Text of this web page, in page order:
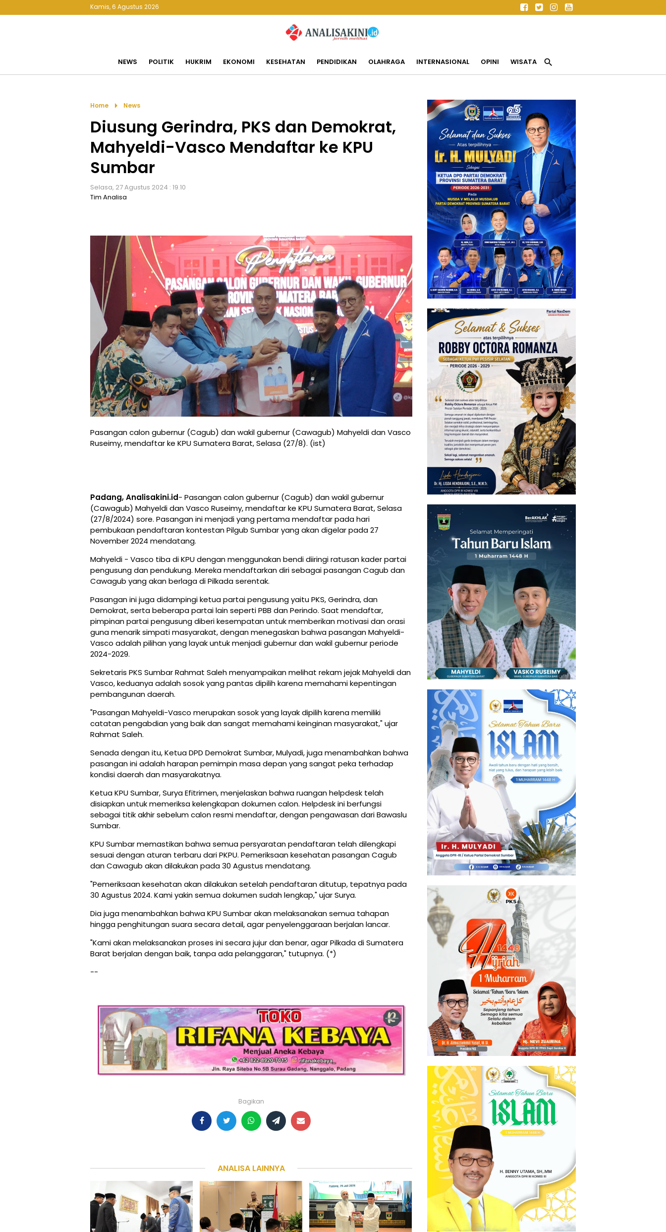
Kamis, 6 Agustus 2026
NEWS POLITIK HUKRIM EKONOMI KESEHATAN PENDIDIKAN OLAHRAGA INTERNASIONAL OPINI WISATA search
Home arrow_right News
Diusung Gerindra, PKS dan Demokrat,
Mahyeldi-Vasco Mendaftar ke KPU
Sumbar
Selasa, 27 Agustus 2024 : 19.10
Tim Analisa
Pasangan calon gubernur (Cagub) dan wakil gubernur (Cawagub) Mahyeldi dan Vasco
Ruseimy, mendaftar ke KPU Sumatera Barat, Selasa (27/8). (ist)
Padang, Analisakini.id- Pasangan calon gubernur (Cagub) dan wakil gubernur
(Cawagub) Mahyeldi dan Vasco Ruseimy, mendaftar ke KPU Sumatera Barat, Selasa
(27/8/2024) sore. Pasangan ini menjadi yang pertama mendaftar pada hari
pembukaan pendaftaran kontestan Pilgub Sumbar yang akan digelar pada 27
November 2024 mendatang.
Mahyeldi - Vasco tiba di KPU dengan menggunakan bendi diiringi ratusan kader partai
pengusung dan pendukung. Mereka mendaftarkan diri sebagai pasangan Cagub dan
Cawagub yang akan berlaga di Pilkada serentak.
Pasangan ini juga didampingi ketua partai pengusung yaitu PKS, Gerindra, dan
Demokrat, serta beberapa partai lain seperti PBB dan Perindo. Saat mendaftar,
pimpinan partai pengusung diberi kesempatan untuk memberikan motivasi dan orasi
guna menarik simpati masyarakat, dengan menegaskan bahwa pasangan Mahyeldi-
Vasco adalah pilihan yang layak untuk menjadi gubernur dan wakil gubernur periode
2024-2029.
Sekretaris PKS Sumbar Rahmat Saleh menyampaikan melihat rekam jejak Mahyeldi dan
Vasco, keduanya adalah sosok yang pantas dipilih karena memahami kepentingan
pembangunan daerah.
"Pasangan Mahyeldi-Vasco merupakan sosok yang layak dipilih karena memiliki
catatan pengabdian yang baik dan sangat memahami keinginan masyarakat," ujar
Rahmat Saleh.
Senada dengan itu, Ketua DPD Demokrat Sumbar, Mulyadi, juga menambahkan bahwa
pasangan ini adalah harapan pemimpin masa depan yang sangat peka terhadap
kondisi daerah dan masyarakatnya.
Ketua KPU Sumbar, Surya Efitrimen, menjelaskan bahwa ruangan helpdesk telah
disiapkan untuk memeriksa kelengkapan dokumen calon. Helpdesk ini berfungsi
sebagai titik akhir sebelum calon resmi mendaftar, dengan pengawasan dari Bawaslu
Sumbar.
KPU Sumbar memastikan bahwa semua persyaratan pendaftaran telah dilengkapi
sesuai dengan aturan terbaru dari PKPU. Pemeriksaan kesehatan pasangan Cagub
dan Cawagub akan dilakukan pada 30 Agustus mendatang.
"Pemeriksaan kesehatan akan dilakukan setelah pendaftaran ditutup, tepatnya pada
30 Agustus 2024. Kami yakin semua dokumen sudah lengkap," ujar Surya.
Dia juga menambahkan bahwa KPU Sumbar akan melaksanakan semua tahapan
hingga penghitungan suara secara detail, agar penyelenggaraan berjalan lancar.
"Kami akan melaksanakan proses ini secara jujur dan benar, agar Pilkada di Sumatera
Barat berjalan dengan baik, tanpa ada pelanggaran," tutupnya. (*)
--
Bagikan
ANALISA LAINNYA